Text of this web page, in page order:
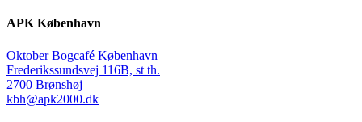
APK København
Oktober Bogcafé København
Frederikssundsvej 116B, st th.
2700 Brønshøj
kbh@apk2000.dk